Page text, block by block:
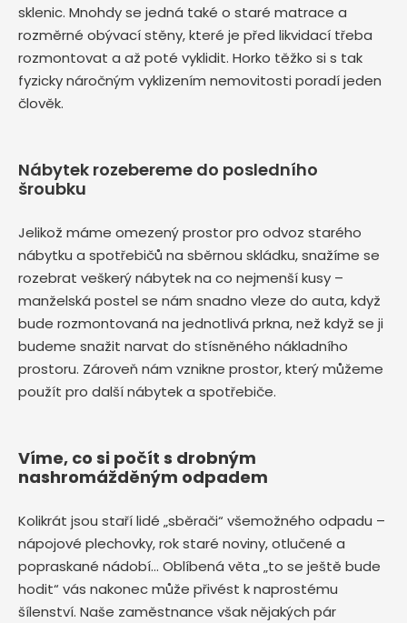
sklenic. Mnohdy se jedná také o staré matrace a
rozměrné obývací stěny, které je před likvidací třeba
rozmontovat a až poté vyklidit. Horko těžko si s tak
fyzicky náročným vyklizením nemovitosti poradí jeden
člověk.
Nábytek rozebereme do posledního
šroubku
Jelikož máme omezený prostor pro odvoz starého
nábytku a spotřebičů na sběrnou skládku, snažíme se
rozebrat veškerý nábytek na co nejmenší kusy –
manželská postel se nám snadno vleze do auta, když
bude rozmontovaná na jednotlivá prkna, než když se ji
budeme snažit narvat do stísněného nákladního
prostoru. Zároveň nám vznikne prostor, který můžeme
použít pro další nábytek a spotřebiče.
Víme, co si počít s drobným
nashromážděným odpadem
Kolikrát jsou staří lidé „sběrači“ všemožného odpadu –
nápojové plechovky, rok staré noviny, otlučené a
popraskané nádobí… Oblíbená věta „to se ještě bude
hodit“ vás nakonec může přivést k naprostému
šílenství. Naše zaměstnance však nějakých pár